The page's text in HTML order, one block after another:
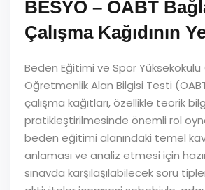
BESYO – ÖABT
Çalışma Kağıdının
Beden Eğitimi ve Spor Yüksekokulu
Öğretmenlik Alan Bilgisi Testi
çalışma kağıtları, özellikle teorik
pratikleştirilmesinde önemli rol
beden eğitimi alanındaki temel
anlaması ve analiz etmesi için
sınavda karşılaşılabilecek soru